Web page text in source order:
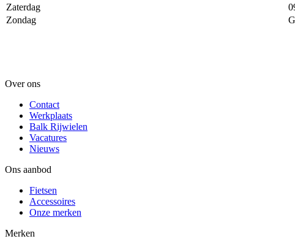
Zaterdag
Zondag
Over ons
Contact
Werkplaats
Balk Rijwielen
Vacatures
Nieuws
Ons aanbod
Fietsen
Accessoires
Onze merken
Merken